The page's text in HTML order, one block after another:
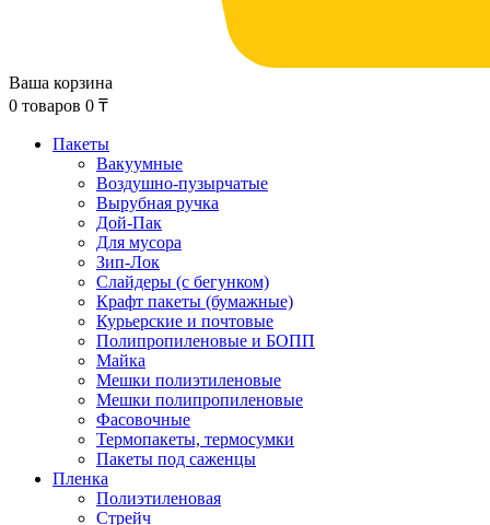
Ваша корзина
0 товаров 0 ₸
Пакеты
Вакуумные
Воздушно-пузырчатые
Вырубная ручка
Дой-Пак
Для мусора
Зип-Лок
Слайдеры (с бегунком)
Крафт пакеты (бумажные)
Курьерские и почтовые
Полипропиленовые и БОПП
Майка
Мешки полиэтиленовые
Мешки полипропиленовые
Фасовочные
Термопакеты, термосумки
Пакеты под саженцы
Пленка
Полиэтиленовая
Стрейч